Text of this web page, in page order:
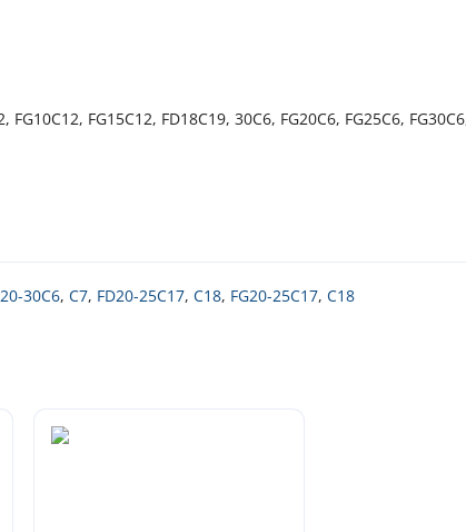
FG15C12, FD18C19, 30C6, FG20C6, FG25C6,
30C6, C7, FD20-25C17, C18, FG20-25C17, C18